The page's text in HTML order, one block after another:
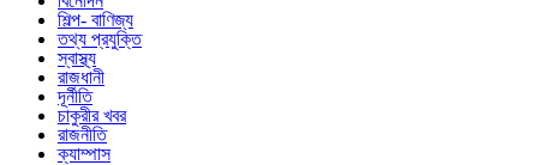
শিল্প- বাণিজ্য
তথ্য প্রযুক্তি
স্বাস্থ্য
রাজধানী
দূর্নীতি
চাকুরীর খবর
রাজনীতি
ক্যাম্পাস